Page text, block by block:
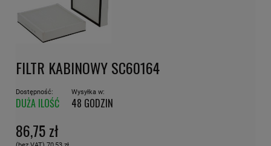
FILTR KABINOWY SC60164
Dostępność:
DUŻA ILOŚĆ
Wysyłka w:
48 GODZIN
86,75 zł